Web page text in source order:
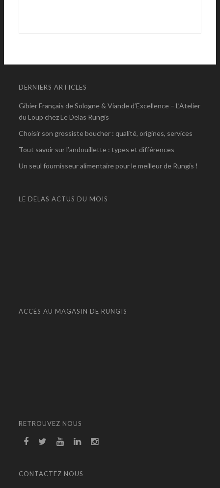
DERNIERS ARTICLES
Gibier Français de Sologne & Viande d’Excellence – L’Atelier
du Loup chez Le Delas Rungis
Choisir son grossiste boucher : qualité, origines, services
Tout savoir sur l’andouillette : types et différences
Un seul fournisseur alimentaire pour le meilleur de Rungis !
LE DELAS ACTUS DU MOIS
ACCÈS AU MAGASIN DE RUNGIS
RETROUVEZ NOUS
CONTACTEZ NOUS